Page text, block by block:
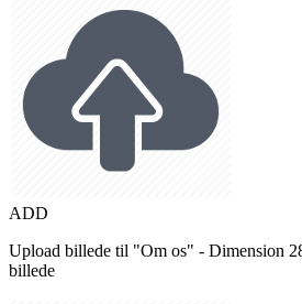
ADD
Upload billede til "Om os" - Dimension
billede